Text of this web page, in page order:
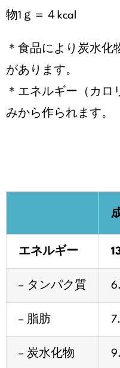
物1ｇ＝４kcal
＊食品により炭水化
があります。
＊エネルギー（カロ
みから作られます。
エネルギー
– タンパク質
– 脂肪
– 炭水化物